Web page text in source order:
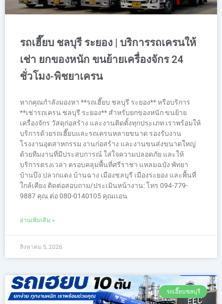
รถเฮี๊ยบ ชลบุรี ระยอง | บริการรถเครนให้
เช่า ยกของหนัก ขนย้ายเครื่องจักร 24
ชั่วโมง-พิชยาเครน
หากคุณกำลังมองหา **รถเฮี๊ยบ ชลบุรี ระยอง** หรือบริการ
**เช่ารถเครน ชลบุรี ระยอง** สำหรับยกของหนัก ขนย้าย
เครื่องจักร วัสดุก่อสร้าง และงานติดตั้งทุกประเภท เราพร้อมให้
บริการด้วยรถเฮี๊ยบและรถเครนหลายขนาด รองรับงาน
โรงงานอุตสาหกรรม งานก่อสร้าง และงานขนส่งขนาดใหญ่
ด้วยทีมงานที่มีประสบการณ์ ใส่ใจความปลอดภัย และให้
บริการตรงเวลา ครอบคลุมพื้นที่ศรีราชา แหลมฉบัง พัทยา
บ้านบึง ปลวกแดง บ้านฉาง เมืองชลบุรี เมืองระยอง และพื้นที่
ใกล้เคียง ติดต่อสอบถาม/ประเมินหน้างาน: โทร 094-779-
9887 คุณ ต่อ 080-0140105 คุณเเอน
อ่านเพิ่มเติม »
สิงหาคม 5, 2026
รถเฮี๊ยบชลบุรี